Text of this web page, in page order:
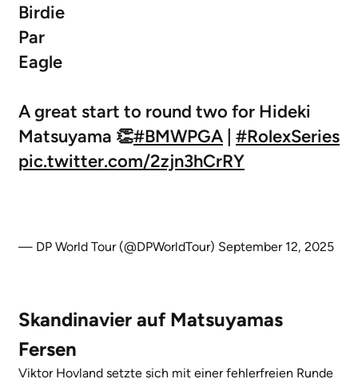
Birdie
Par
Eagle
A great start to round two for Hideki
Matsuyama 👏#BMWPGA #RolexSeries
pic.twitter.com/2zjn3hCrRY
— DP World Tour (@DPWorldTour) September 12, 2025
Skandinavier auf Matsuyamas
Fersen
Viktor Hovland setzte sich mit einer fehlerfreien Runde